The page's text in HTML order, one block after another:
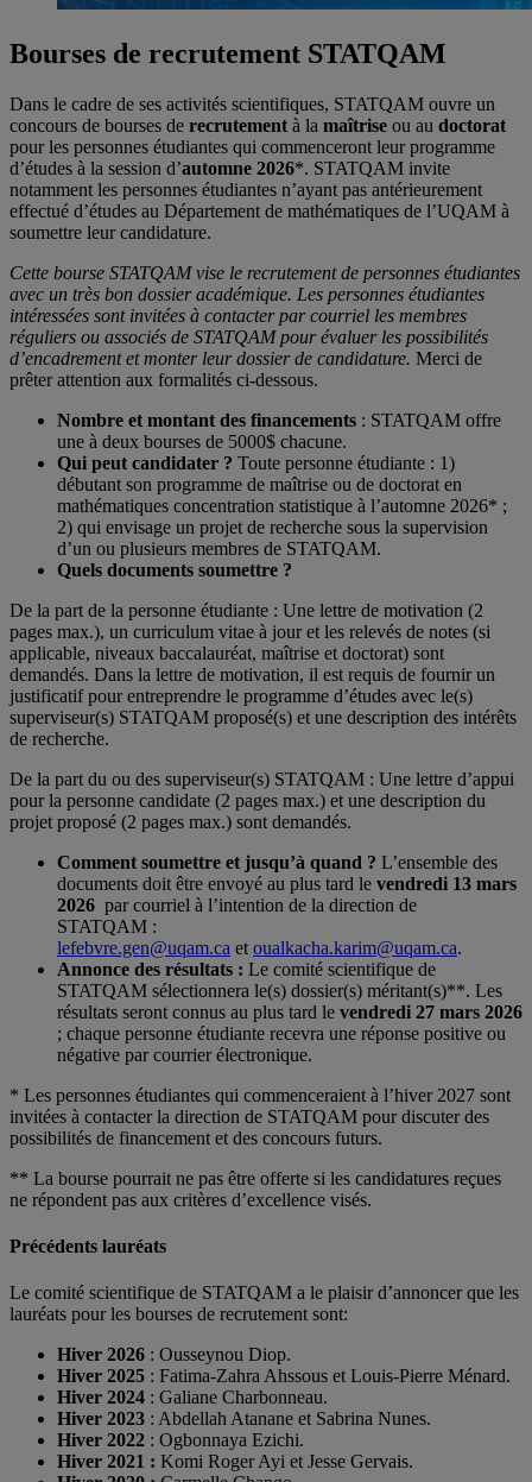
Bourses de recrutement STATQAM
Dans le cadre de ses activités scientifiques, STATQAM ouvre un
concours de bourses de recrutement à la maîtrise ou au doctorat
pour les personnes étudiantes qui commenceront leur programme
d’études à la session d’automne 2026*. STATQAM invite
notamment les personnes étudiantes n’ayant pas antérieurement
effectué d’études au Département de mathématiques de l’UQAM à
soumettre leur candidature.
Cette bourse STATQAM vise le recrutement de personnes étudiantes
avec un très bon dossier académique. Les personnes étudiantes
intéressées sont invitées à contacter par courriel les membres
réguliers ou associés de STATQAM pour évaluer les possibilités
d’encadrement et monter leur dossier de candidature. Merci de
prêter attention aux formalités ci-dessous.
Nombre et montant des financements : STATQAM offre
une à deux bourses de 5000$ chacune.
Qui peut candidater ? Toute personne étudiante : 1)
débutant son programme de maîtrise ou de doctorat en
mathématiques concentration statistique à l’automne 2026* ;
2) qui envisage un projet de recherche sous la supervision
d’un ou plusieurs membres de STATQAM.
Quels documents soumettre ?
De la part de la personne étudiante : Une lettre de motivation (2
pages max.), un curriculum vitae à jour et les relevés de notes (si
applicable, niveaux baccalauréat, maîtrise et doctorat) sont
demandés. Dans la lettre de motivation, il est requis de fournir un
justificatif pour entreprendre le programme d’études avec le(s)
superviseur(s) STATQAM proposé(s) et une description des intérêts
de recherche.
De la part du ou des superviseur(s) STATQAM : Une lettre d’appui
pour la personne candidate (2 pages max.) et une description du
projet proposé (2 pages max.) sont demandés.
Comment soumettre et jusqu’à quand ? L’ensemble des
documents doit être envoyé au plus tard le vendredi 13 mars
2026 par courriel à l’intention de la direction de
STATQAM :
lefebvre.gen@uqam.ca et oualkacha.karim@uqam.ca.
Annonce des résultats : Le comité scientifique de
STATQAM sélectionnera le(s) dossier(s) méritant(s)**. Les
résultats seront connus au plus tard le vendredi 27 mars 2026
; chaque personne étudiante recevra une réponse positive ou
négative par courrier électronique.
* Les personnes étudiantes qui commenceraient à l’hiver 2027 sont
invitées à contacter la direction de STATQAM pour discuter des
possibilités de financement et des concours futurs.
** La bourse pourrait ne pas être offerte si les candidatures reçues
ne répondent pas aux critères d’excellence visés.
Précédents lauréats
Le comité scientifique de STATQAM a le plaisir d’annoncer que les
lauréats pour les bourses de recrutement sont:
Hiver 2026 : Ousseynou Diop.
Hiver 2025 : Fatima-Zahra Ahssous et Louis-Pierre Ménard.
Hiver 2024 : Galiane Charbonneau.
Hiver 2023 : Abdellah Atanane et Sabrina Nunes.
Hiver 2022 : Ogbonnaya Ezichi.
Hiver 2021 : Komi Roger Ayi et Jesse Gervais.